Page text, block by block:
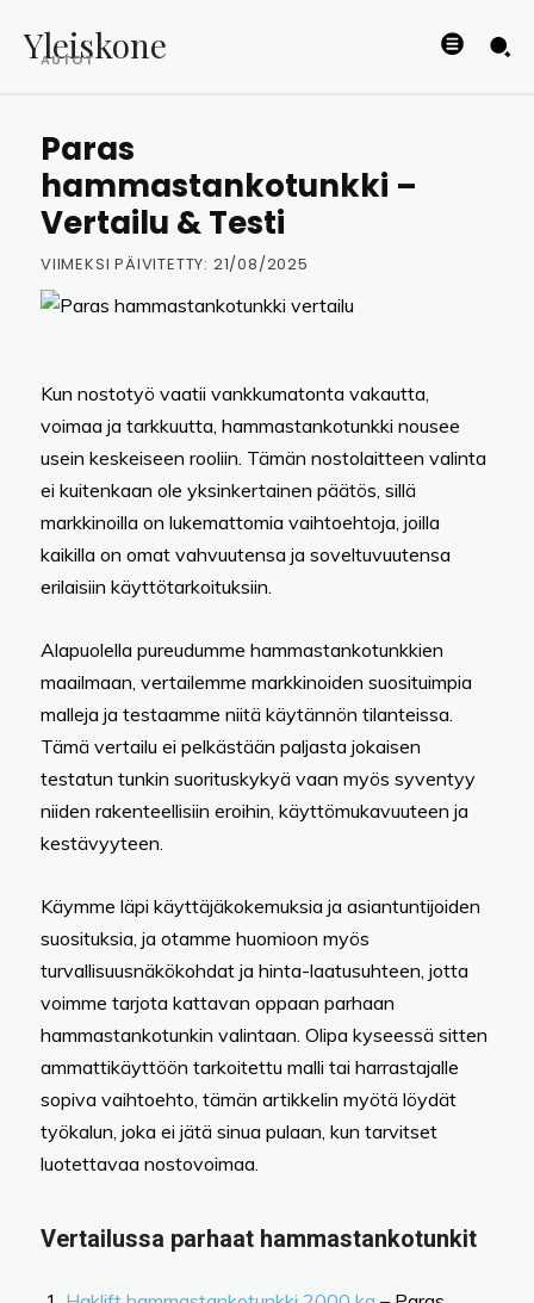
Yleiskone
AUTOT
Paras
hammastankotunkki –
Vertailu & Testi
VIIMEKSI PÄIVITETTY: 21/08/2025
Kun nostotyö vaatii vankkumatonta vakautta,
voimaa ja tarkkuutta, hammastankotunkki nousee
usein keskeiseen rooliin. Tämän nostolaitteen valinta
ei kuitenkaan ole yksinkertainen päätös, sillä
markkinoilla on lukemattomia vaihtoehtoja, joilla
kaikilla on omat vahvuutensa ja soveltuvuutensa
erilaisiin käyttötarkoituksiin.
Alapuolella pureudumme hammastankotunkkien
maailmaan, vertailemme markkinoiden suosituimpia
malleja ja testaamme niitä käytännön tilanteissa.
Tämä vertailu ei pelkästään paljasta jokaisen
testatun tunkin suorituskykyä vaan myös syventyy
niiden rakenteellisiin eroihin, käyttömukavuuteen ja
kestävyyteen.
Käymme läpi käyttäjäkokemuksia ja asiantuntijoiden
suosituksia, ja otamme huomioon myös
turvallisuusnäkökohdat ja hinta-laatusuhteen, jotta
voimme tarjota kattavan oppaan parhaan
hammastankotunkin valintaan. Olipa kyseessä sitten
ammattikäyttöön tarkoitettu malli tai harrastajalle
sopiva vaihtoehto, tämän artikkelin myötä löydät
työkalun, joka ei jätä sinua pulaan, kun tarvitset
luotettavaa nostovoimaa.
Vertailussa parhaat hammastankotunkit